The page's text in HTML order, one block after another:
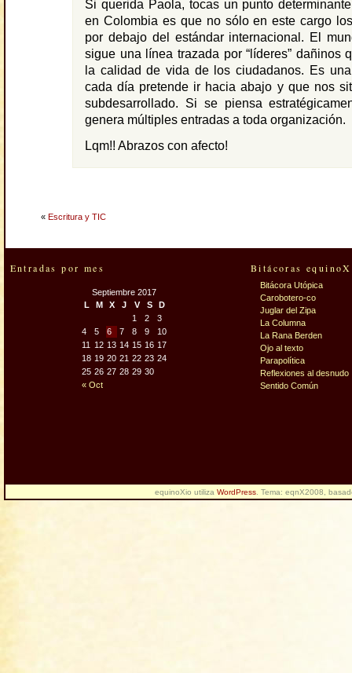
Si querida Paola, tocas un punto
en Colombia es que no sólo en este cargo
por debajo del estándar internacional. El
sigue una línea trazada por “líderes” dañinos
la calidad de vida de los ciudadanos. Es
cada día pretende ir hacia abajo y que nos
subdesarrollado. Si se piensa
genera múltiples entradas a toda organización.
Lqm!! Abrazos con afecto!
« Escritura y TIC
Entradas por mes
Septiembre 2017
L
M X J V S D
« Oct
1 2
3
4
5 6 7 8 9
10
11
12 13 14 15 16 17
18 19 20 21 22 23 24
25 26 27 28 29 30
Bitácoras
Bitácora Utópica
Carobotero-co
Juglar del Zipa
La Columna
La Rana Berden
Ojo al texto
Parapolítica
Reflexiones al desnudo
Sentido Común
equinoXio utiliza WordPress. Tema: eqnX2008,